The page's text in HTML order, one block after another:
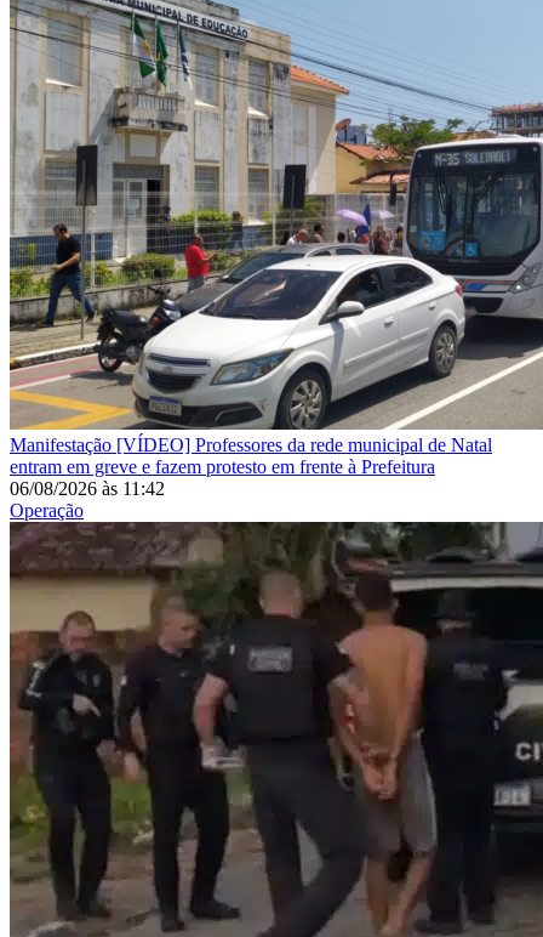
Manifestação [VÍDEO] Professores da rede municipal de Natal
entram em greve e fazem protesto em frente à Prefeitura
06/08/2026 às 11:42
Operação